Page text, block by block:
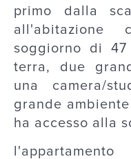
primo dalla
all'abitazione
soggiorno di
terra, due
una camera/
grande
ha accesso alla